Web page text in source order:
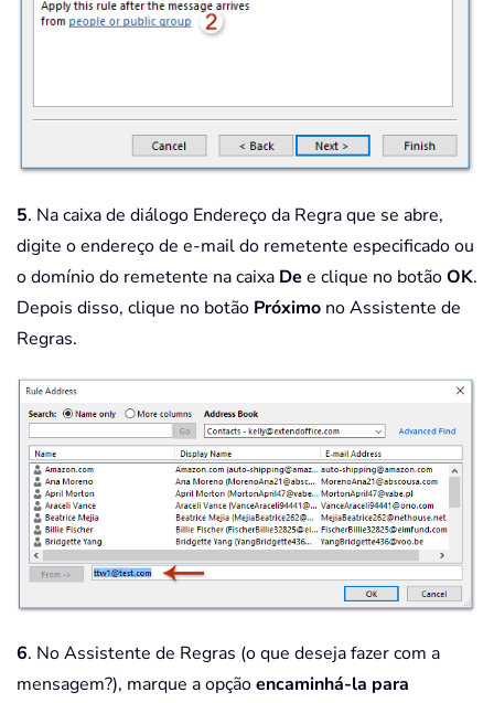
5. Na caixa de diálogo Endereço da Regra que se abre,
digite o endereço de e-mail do remetente especificado ou
o domínio do remetente na caixa De e clique no botãoOK.
Depois disso, clique no botão Próximo no Assistente de
Regras.
6. No Assistente de Regras (o que deseja fazer com a
mensagem?), marque a opçãoencaminhá-la para